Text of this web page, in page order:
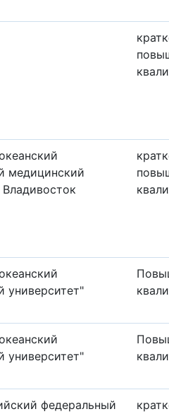
медицинский
Владивосток
университет"
университет"
федеральный